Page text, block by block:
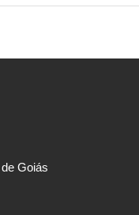
Goiás